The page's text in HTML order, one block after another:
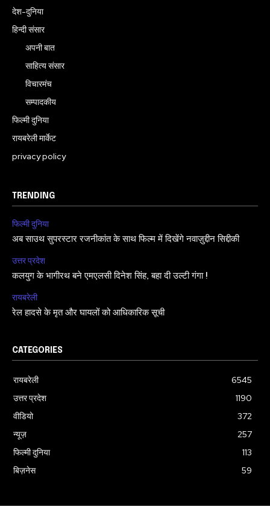
देश-दुनिया
हिन्दी संसार
अपनी बात
साहित्य संसार
विचारमंच
सम्पादकीय
फिल्मी दुनिया
रायबरेली मार्केट
privacy policy
TRENDING
फिल्मी दुनिया
अब साउथ सुपरस्टार रजनीकांत के साथ फिल्म में दिखेंगे नवाज़ुद्दीन सिद्दीकी
उत्तर प्रदेश
कलयुग के भागीरथ बने एमएलसी दिनेश सिंह, बहा दी उल्टी गंगा !
रायबरेली
रेल हादसे के मृत और घायलों को आधिकारिक सूची
CATEGORIES
रायबरेली
6545
उत्तर प्रदेश
1190
वीडियो
372
न्यूज़
257
फिल्मी दुनिया
113
बिज़नेस
59